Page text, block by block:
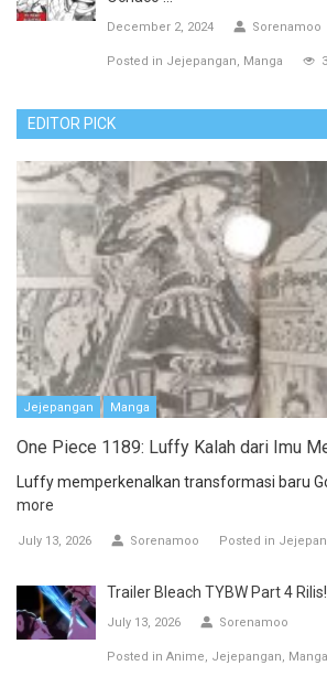
December 2, 2024 Sorenamoo
Posted in Jejepangan Manga
EDITOR PICK
Jejepangan Manga
One Piece 1189: Luffy Kalah dari Imu
Luffy memperkenalkan transformasi baru
more
July 13, 2026 Sorenamoo Posted in
Trailer Bleach TYBW Part 4
July 13, 2026 Sorenamoo
Posted in Anime Jejepangan Manga